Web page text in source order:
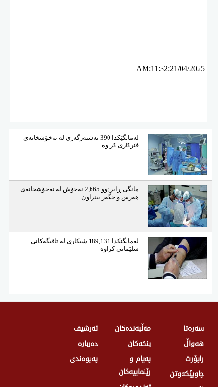
AM:11:32:21/04/2025
لەمانگێكدا 390 نەشتەرگەری لە نەخۆشخانەی
فێركاری كراوە
مانگی ڕابردوو 2,665 نەخۆش لە نەخۆشخانەی
هەرس و جگەر بینراون
لەمانگێكدا 189,131 شیكاری لە تاقیگەكانی
سلێمانی كراوە
سەرەتا
هەواڵ
راپۆرت
چاوپێکەوتن
مەڵبەندەکان
بنکەکان
پەیام و
رێنماییەکان
ئەرشیف
دەربارە
پەیوەندی